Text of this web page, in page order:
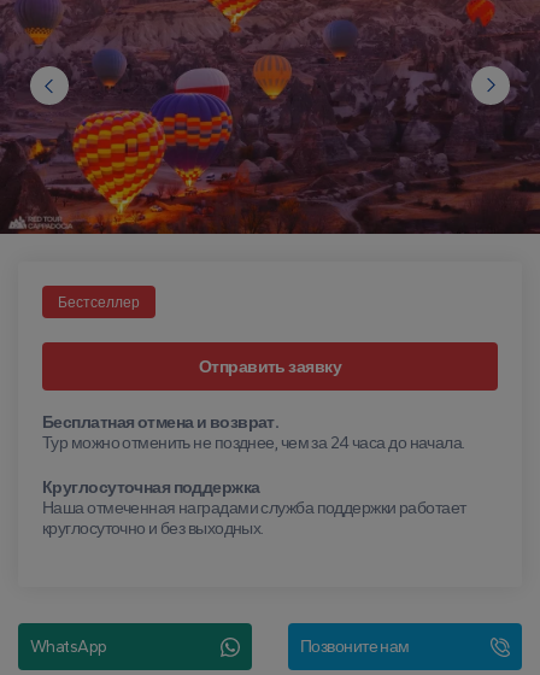
Бестселлер
Отправить заявку
Бесплатная отмена и возврат.
Тур можно отменить не позднее, чем за 24 часа до начала.
Круглосуточная поддержка
Наша отмеченная наградами служба поддержки работает
круглосуточно и без выходных.
WhatsApp Позвоните нам